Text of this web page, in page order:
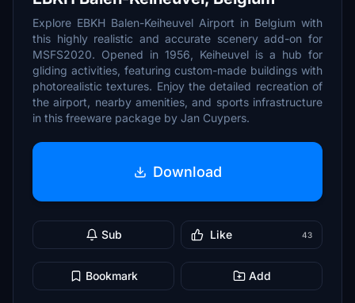
Explore EBKH Balen-Keiheuvel Airport in Belgium with
this highly realistic and accurate scenery add-on for
MSFS2020. Opened in 1956, Keiheuvel is a hub for
gliding activities, featuring custom-made buildings with
photorealistic textures. Enjoy the detailed recreation of
the airport, nearby amenities, and sports infrastructure
in this freeware package by Jan Cuypers.
Download
Sub Like 43
Bookmark Add